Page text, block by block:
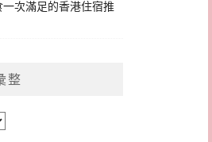
次滿足的香港住宿推
整